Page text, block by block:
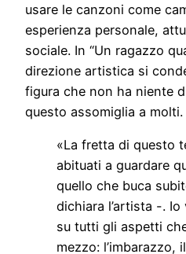
usare le canzoni come
esperienza personale,
sociale. In “Un ragazzo
direzione artistica si
figura che non ha niente
questo assomiglia a molti.
«La fretta di questo
abituati a guardare
quello che buca
dichiara l’artista -.
su tutti gli aspetti
mezzo: l’imbarazzo,